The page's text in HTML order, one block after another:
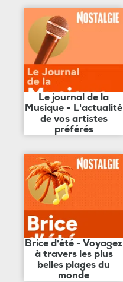
Le journal de la
Musique - L'actualité
de vos artistes
préférés
Brice d'été - Voyagez
à travers les plus
belles plages du
monde